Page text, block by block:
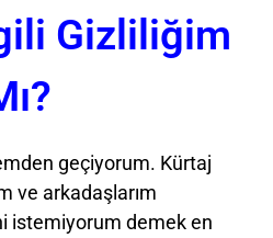
Gizliliğim
geçiyorum. Kürtaj
ve arkadaşlarım
istemiyorum demek en